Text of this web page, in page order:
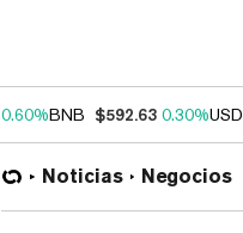
0.60%BNB $592.63 0.30%
Noticias Negocios